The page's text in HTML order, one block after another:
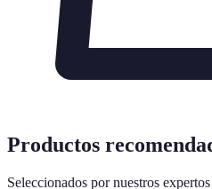
Productos
Seleccionados por nuestros expertos